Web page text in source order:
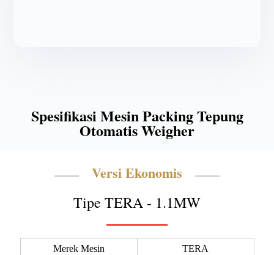
Spesifikasi Mesin Packing Tepung
Otomatis Weigher
Versi Ekonomis
Tipe TERA - 1.1MW
Merek Mesin TERA